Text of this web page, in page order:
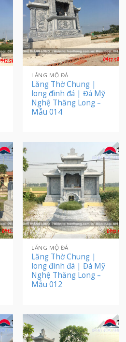
LĂNG MỘ ĐÁ
Lăng Thờ Chung |
long đình đá | Đá Mỹ
Nghệ Thăng Long –
Mẫu 014
LĂNG MỘ ĐÁ
Lăng Thờ Chung |
long đình đá | Đá Mỹ
Nghệ Thăng Long –
Mẫu 012